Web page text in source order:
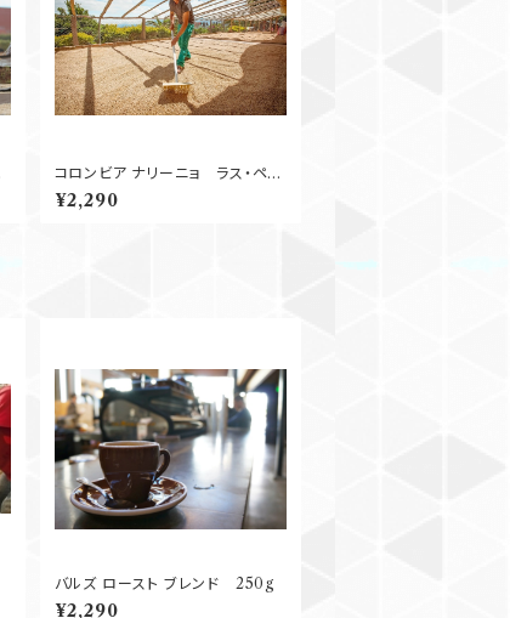
コロンビア ナリーニョ ラス・ペリ
¥2,290
バルズ ロースト ブレンド 250g
¥2,290